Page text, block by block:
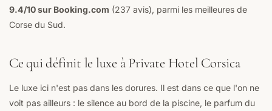
9.4/10 sur Booking.com (237 avis), parmi les meilleures de
Corse du Sud.
Ce qui définit le luxe à Private Hotel Corsica
Le luxe ici n'est pas dans les dorures. Il est dans ce que l'on ne
voit pas ailleurs : le silence au bord de la piscine, le parfum du